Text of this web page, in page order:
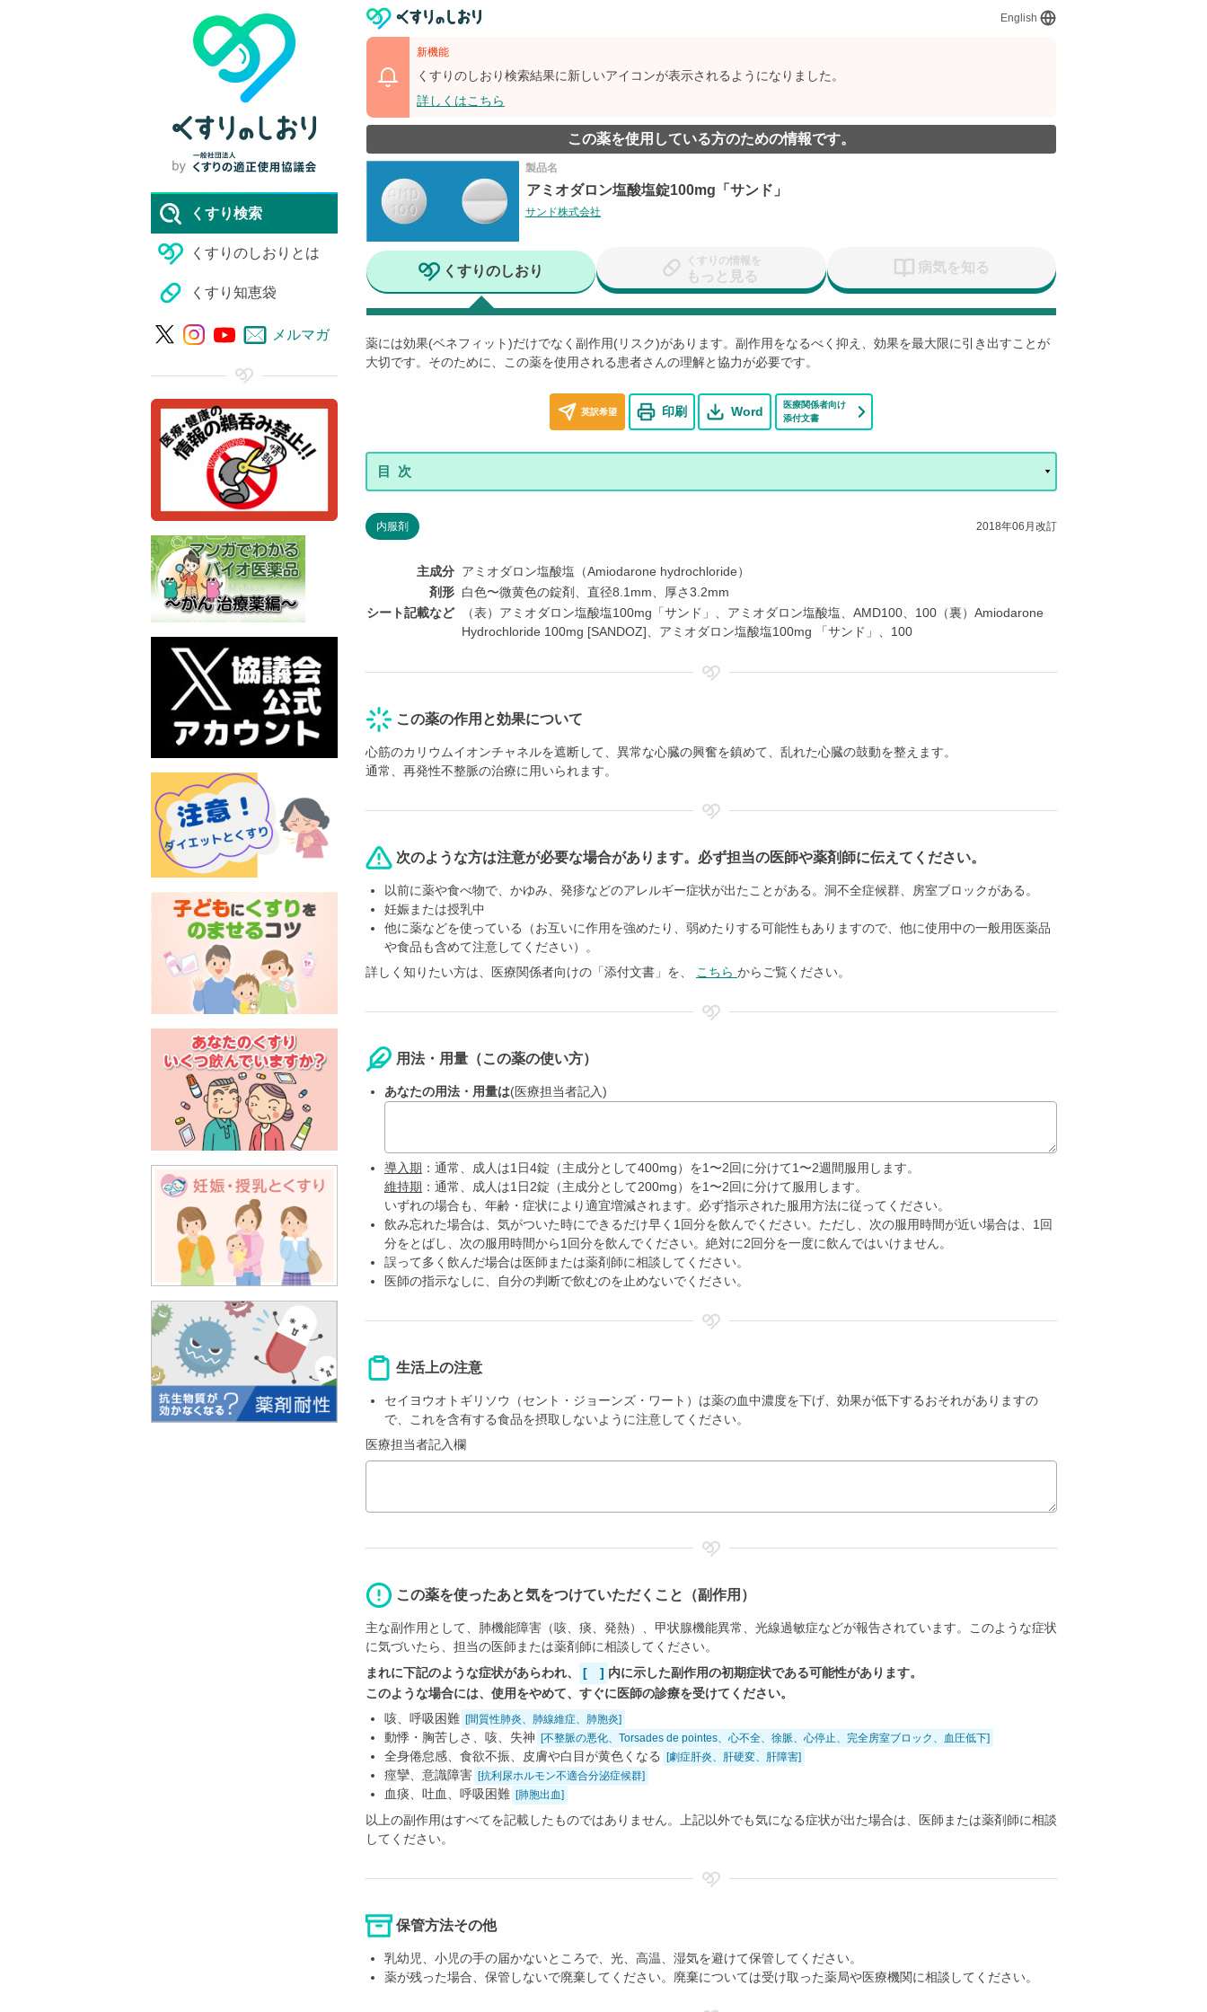
English
新機能
くすりのしおり検索結果に新しいアイコンが表示されるようになりました。
詳しくはこちら
この薬を使用している方のための情報です。
くすり検索
くすりのしおりとは
くすり知恵袋
メルマガ
製品名
アミオダロン塩酸塩錠100mg「サンド」
サンド株式会社
くすりのしおり
くすりの情報を
もっと見る
病気を知る
薬には効果(ベネフィット)だけでなく副作用(リスク)があります。副作用をなるべく抑え、効果を最大限に引き出すことが
大切です。そのために、この薬を使用される患者さんの理解と協力が必要です。
英訳希望 印刷 Word
医療関係者向け
添付文書
内服剤 2018年06月改訂
主成分 アミオダロン塩酸塩（Amiodarone hydrochloride）
剤形 白色〜微黄色の錠剤、直径8.1mm、厚さ3.2mm
シート記載など
（表）アミオダロン塩酸塩100mg「サンド」、アミオダロン塩酸塩、AMD100、100（裏）Amiodarone
Hydrochloride 100mg [SANDOZ]、アミオダロン塩酸塩100mg 「サンド」、100
この薬の作用と効果について
心筋のカリウムイオンチャネルを遮断して、異常な心臓の興奮を鎮めて、乱れた心臓の鼓動を整えます。
通常、再発性不整脈の治療に用いられます。
次のような方は注意が必要な場合があります。必ず担当の医師や薬剤師に伝えてください。
以前に薬や食べ物で、かゆみ、発疹などのアレルギー症状が出たことがある。洞不全症候群、房室ブロックがある。
妊娠または授乳中
他に薬などを使っている（お互いに作用を強めたり、弱めたりする可能性もありますので、他に使用中の一般用医薬品
や食品も含めて注意してください）。
詳しく知りたい方は、医療関係者向けの「添付文書」を、
こちら からご覧ください。
用法・用量（この薬の使い方）
あなたの用法・用量は(医療担当者記入)
導入期 ：通常、成人は1日4錠（主成分として400mg）を1〜2回に分けて1〜2週間服用します。
維持期 ：通常、成人は1日2錠（主成分として200mg）を1〜2回に分けて服用します。
いずれの場合も、年齢・症状により適宜増減されます。必ず指示された服用方法に従ってください。
飲み忘れた場合は、気がついた時にできるだけ早く1回分を飲んでください。ただし、次の服用時間が近い場合は、1回
分をとばし、次の服用時間から1回分を飲んでください。絶対に2回分を一度に飲んではいけません。
誤って多く飲んだ場合は医師または薬剤師に相談してください。
医師の指示なしに、自分の判断で飲むのを止めないでください。
生活上の注意
セイヨウオトギリソウ（セント・ジョーンズ・ワート）は薬の血中濃度を下げ、効果が低下するおそれがありますの
で、これを含有する食品を摂取しないように注意してください。
医療担当者記入欄
この薬を使ったあと気をつけていただくこと（副作用）
主な副作用として、肺機能障害（咳、痰、発熱）、甲状腺機能異常、光線過敏症などが報告されています。このような症状
に気づいたら、担当の医師または薬剤師に相談してください。
まれに下記のような症状があらわれ、
[ ] 内に示した副作用の初期症状である可能性があります。
このような場合には、使用をやめて、すぐに医師の診療を受けてください。
咳、呼吸困難 [間質性肺炎、肺線維症、肺胞炎]
動悸・胸苦しさ、咳、失神 [不整脈の悪化、Torsades de pointes、心不全、徐脈、心停止、完全房室ブロック、血圧低下]
全身倦怠感、食欲不振、皮膚や白目が黄色くなる [劇症肝炎、肝硬変、肝障害]
痙攣、意識障害 [抗利尿ホルモン不適合分泌症候群]
血痰、吐血、呼吸困難 [肺胞出血]
以上の副作用はすべてを記載したものではありません。上記以外でも気になる症状が出た場合は、医師または薬剤師に相談
してください。
保管方法その他
乳幼児、小児の手の届かないところで、光、高温、湿気を避けて保管してください。
薬が残った場合、保管しないで廃棄してください。廃棄については受け取った薬局や医療機関に相談してください。